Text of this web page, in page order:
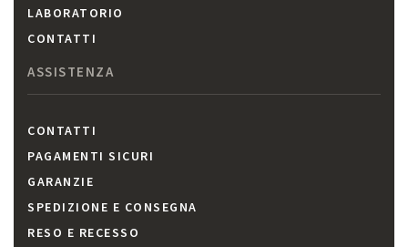
LABORATORIO
CONTATTI
ASSISTENZA
CONTATTI
PAGAMENTI SICURI
GARANZIE
SPEDIZIONE E CONSEGNA
RESO E RECESSO